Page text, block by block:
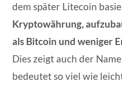
dem später Litecoin
Kryptowährung,
als Bitcoin und weniger
Dies zeigt auch der
bedeutet so viel wie